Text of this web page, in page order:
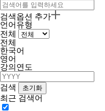
검색옵션 추가
언어유형
전체
전체
한국어
영어
강의연도
검색
최근 검색어